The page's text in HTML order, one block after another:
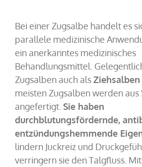
Bei einer Zugsalbe handelt es
parallele medizinische
ein anerkanntes medizinisches
Behandlungsmittel.
Zugsalben auch alsZiehsalben
meisten Zugsalben werden aus
angefertigt. Sie haben
durchblutungsfördernde,
entzündungshemmende
lindern Juckreiz und
verringern sie den Talgfluss.